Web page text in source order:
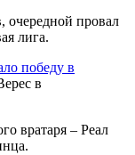
очередной провал
лига.
победу в
в
вратаря – Реал